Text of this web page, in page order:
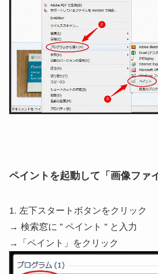
ペイントを起動して「画像ファ
1. 左下スタートボタンをクリック
→ 検索窓に ” ペイント ” と入力
→「ペイント」をクリック